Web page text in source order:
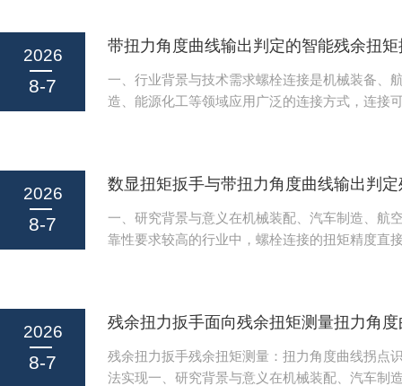
2026
8-7
一、行业背景与技术需求螺栓连接是机械装备、
造、能源化工等领域应用广泛的连接方式，连接
余扭矩不足会引发连接松动、密封泄漏，残余扭
屈服断裂，重大装备领域连接失效引发的安全事
传统残余扭矩检测主要依赖普通数显扭矩扳手，
2026
8-7
一、研究背景与意义在机械装配、汽车制造、航
靠性要求较高的行业中，螺栓连接的扭矩精度直
的残余扭矩进行精准判定。随着工业质量管控要
矩作为评估螺栓预紧力是否符合设计要求的核心
多行业强制性检测项目，带扭力角度曲线输出与
2026
8-7
残余扭力扳手残余扭矩测量：扭力角度曲线拐点
法实现一、研究背景与意义在机械装配、汽车制